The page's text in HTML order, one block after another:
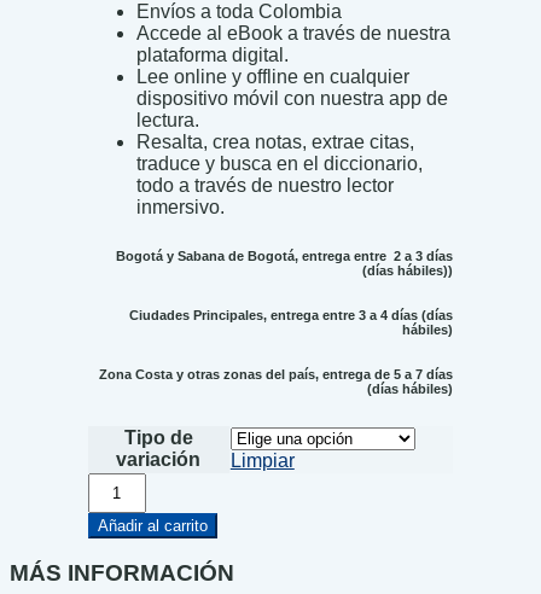
Envíos a toda Colombia
Accede al eBook a través de nuestra
plataforma digital.
Lee online y offline en cualquier
dispositivo móvil con nuestra app de
lectura.
Resalta, crea notas, extrae citas,
traduce y busca en el diccionario,
todo a través de nuestro lector
inmersivo.
Bogotá y Sabana de Bogotá, entrega entre 2 a 3 días
(días hábiles))
Ciudades Principales, entrega entre 3 a 4 días (días
hábiles)
Zona Costa y otras zonas del país, entrega de 5 a 7 días
(días hábiles)
Tipo de
variación
Limpiar
Mensajero
de
2
Añadir al carrito
MÁS INFORMACIÓN